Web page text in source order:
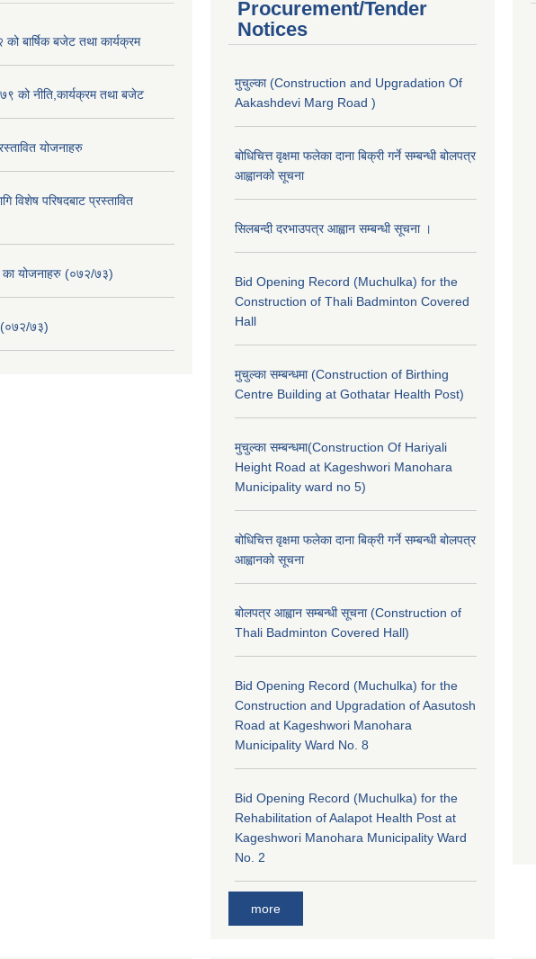
बार्षिक बजेट तथा कार्यक्रम
को नीति,कार्यक्रम तथा बजेट
योजनाहरु
विशेष परिषदबाट प्रस्तावित
का योजनाहरु (०७२/७३)
(०७२/७३)
Procurement/Tender
Notices
मुचुल्का (Construction and Upgradation Of
Aakashdevi Marg Road )
बोधिचित्त वृक्षमा फलेका दाना बिक्री गर्ने सम्बन्धी बोलपत्र
आह्वानको सूचना
सिलबन्दी दरभाउपत्र आह्वान सम्बन्धी सूचना ।
Bid Opening Record (Muchulka) for the
Construction of Thali Badminton Covered
Hall
मुचुल्का सम्बन्धमा (Construction of Birthing
Centre Building at Gothatar Health Post)
मुचुल्का सम्बन्धमा(Construction Of Hariyali
Height Road at Kageshwori Manohara
Municipality ward no 5)
बोधिचित्त वृक्षमा फलेका दाना बिक्री गर्ने सम्बन्धी बोलपत्र
आह्वानको सूचना
बोलपत्र आह्वान सम्बन्धी सूचना (Construction of
Thali Badminton Covered Hall)
Bid Opening Record (Muchulka) for the
Construction and Upgradation of Aasutosh
Road at Kageshwori Manohara
Municipality Ward No. 8
Bid Opening Record (Muchulka) for the
Rehabilitation of Aalapot Health Post at
Kageshwori Manohara Municipality Ward
No. 2
more